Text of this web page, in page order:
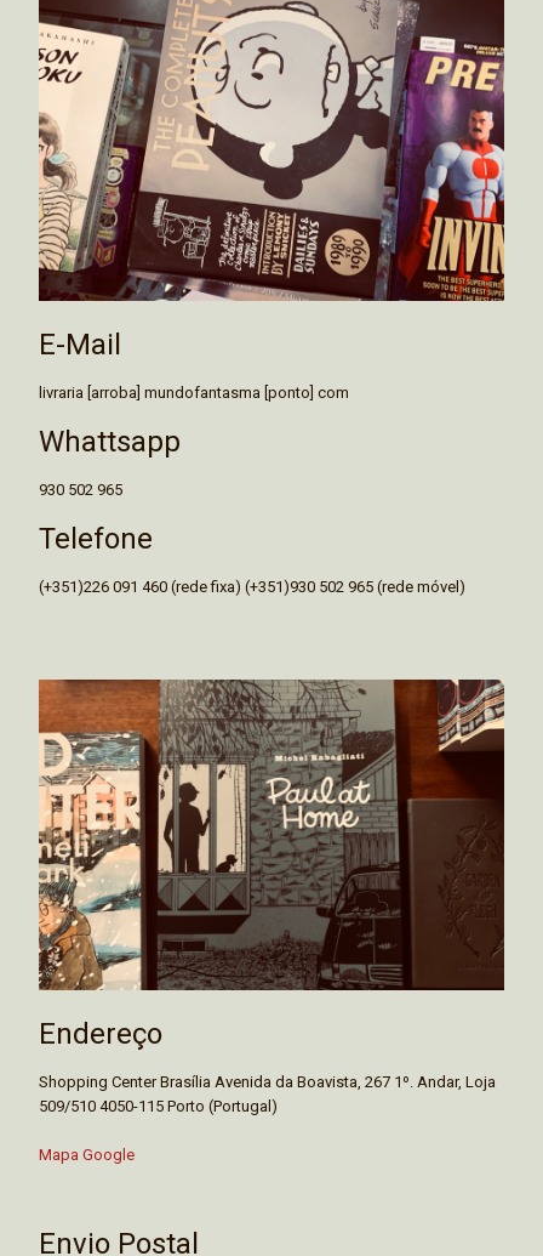
E-Mail
livraria [arroba] mundofantasma [ponto] com
Whattsapp
930 502 965
Telefone
(+351)226 091 460 (rede fixa) (+351)930 502 965 (rede móvel)
Endereço
Shopping Center Brasília Avenida da Boavista, 267 1º. Andar, Loja
509/510 4050-115 Porto (Portugal)
Mapa Google
Envio Postal